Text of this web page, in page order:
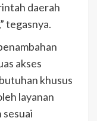
daerah
tegasnya.
akses
khusus
layanan
sesuai